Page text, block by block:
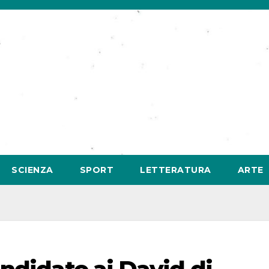
SCIENZA SPORT LETTERATURA ARTE